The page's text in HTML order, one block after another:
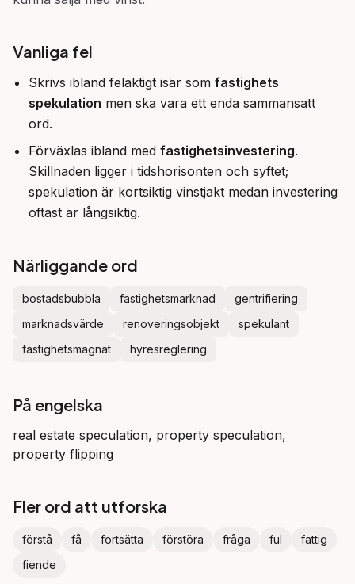
Vanliga fel
Skrivs ibland felaktigt isär som fastighets
spekulation men ska vara ett enda sammansatt
ord.
Förväxlas ibland med fastighetsinvestering.
Skillnaden ligger i tidshorisonten och syftet;
spekulation är kortsiktig vinstjakt medan investering
oftast är långsiktig.
Närliggande ord
bostadsbubbla fastighetsmarknad
gentrifiering
marknadsvärde
renoveringsobjekt
spekulant
fastighetsmagnat
hyresreglering
På engelska
real estate speculation, property speculation,
property flipping
Fler ord att utforska
förstå få fortsätta förstöra fråga ful
fattig
fiende